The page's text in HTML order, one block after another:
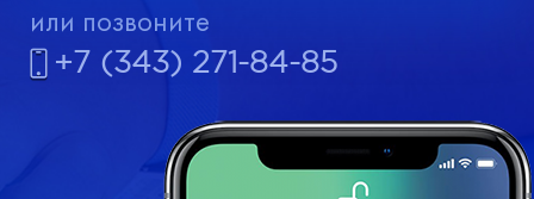
или позвоните
+7 (343) 271-84-85